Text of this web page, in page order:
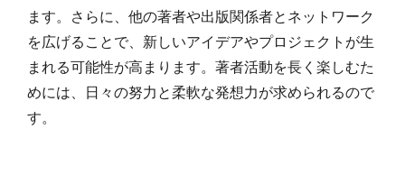
ます。さらに、他の著者や出版関係者とネットワーク
を広げることで、新しいアイデアやプロジェクトが生
まれる可能性が高まります。著者活動を長く楽しむた
めには、日々の努力と柔軟な発想力が求められるので
す。